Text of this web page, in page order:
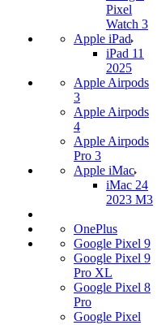
Pixel
Watch 3
Apple iPad
iPad 11
2025
Apple Airpods
3
Apple Airpods
4
Apple Airpods
Pro 3
Apple iMac
iMac 24
2023 M3
OnePlus
Google Pixel 9
Google Pixel 9
Pro XL
Google Pixel 8
Pro
Google Pixel